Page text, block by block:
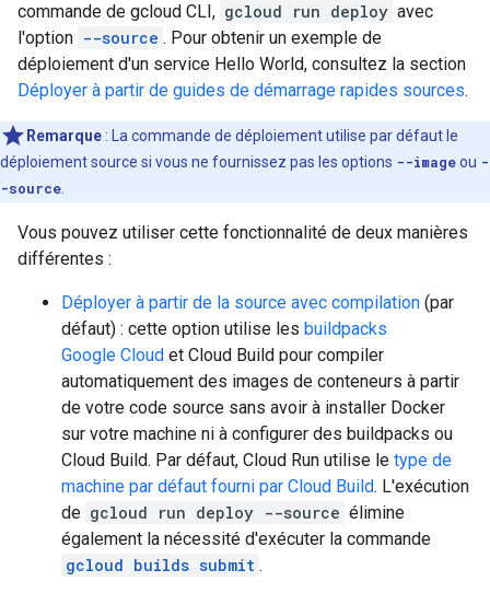
commande de gcloud CLI, gcloud run deploy avec
l'option --source . Pour obtenir un exemple de
déploiement d'un service Hello World, consultez la section
Déployer à partir de guides de démarrage rapides sources.
Remarque :
La commande de déploiement utilise par défaut le
déploiement source si vous ne fournissez pas les options --imageou -
-source
Vous pouvez utiliser cette fonctionnalité de deux manières
différentes :
Déployer à partir de la source avec compilation (par
défaut) : cette option utilise les buildpacks
Google Cloud et Cloud Build pour compiler
automatiquement des images de conteneurs à partir
de votre code source sans avoir à installer Docker
sur votre machine ni à configurer des buildpacks ou
Cloud Build. Par défaut, Cloud Run utilise le type de
machine par défaut fourni par Cloud Build. L'exécution
de gcloud run deploy --source élimine
également la nécessité d'exécuter la commande
gcloud builds submit .